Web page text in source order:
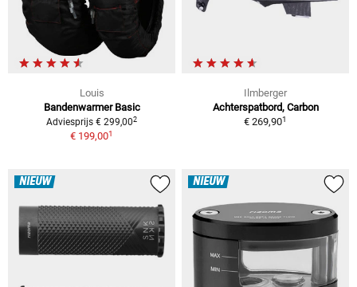
Louis
Bandenwarmer Basic
Adviesprijs € 299,002
€ 199,001
Ilmberger
Achterspatbord, Carbon
€ 269,901
NIEUW NIEUW